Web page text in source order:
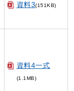
資料3(151KB)
資料4一式
(1.1MB)